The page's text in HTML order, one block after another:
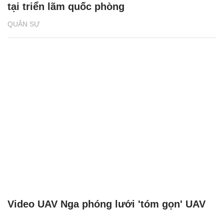
QUÂN SỰ
tại triển lãm quốc phòng
Video UAV Nga phóng lưới 'tóm gọn' UAV